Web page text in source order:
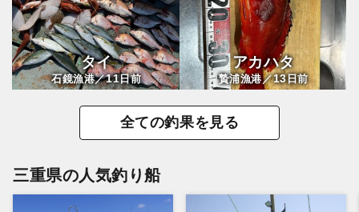
タイ
石鏡漁港／11日前
アカハタ
贄浦漁港／13日前
全ての釣果を見る
三重県の人気釣り船